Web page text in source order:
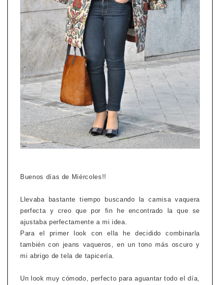
Buenos días de Miércoles!!
Llevaba bastante tiempo buscando la camisa vaquera
perfecta y creo que por fin he encontrado la que se
ajustaba perfectamente a mi idea.
Para el primer look con ella he decidido combinarla
también con jeans vaqueros, en un tono más oscuro y
mi abrigo de tela de tapicería.
Un look muy cómodo, perfecto para aguantar todo el día,